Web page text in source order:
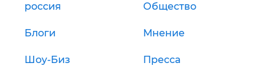
россия Общество
Блоги Мнение
Шоу-Биз Пресса